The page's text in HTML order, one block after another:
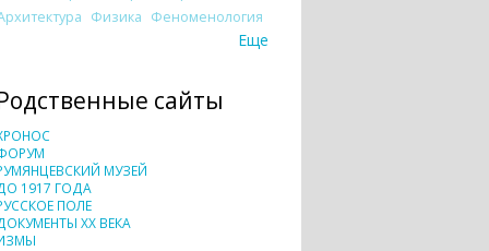
Физика Феноменология
Еще
сайты
МУЗЕЙ
1917 ГОДА
ПОЛЕ
XX ВЕКА